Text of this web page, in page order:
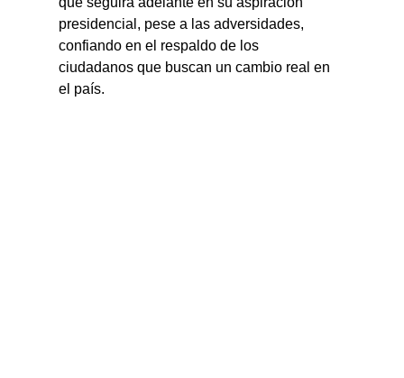
presidencial, pese a las adversidades,
confiando en el respaldo de los
ciudadanos que buscan un cambio real en
el país.